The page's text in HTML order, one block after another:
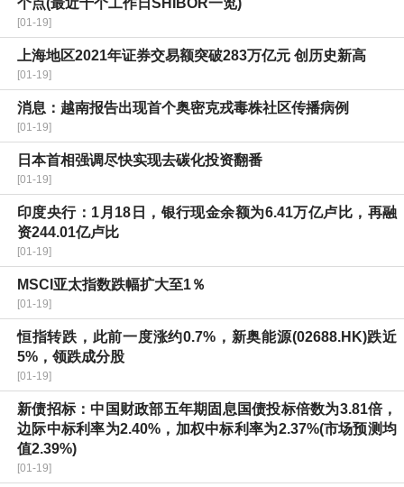
个点(最近十个工作日SHIBOR一览)
[01-19]
上海地区2021年证券交易额突破283万亿元 创历史新高
[01-19]
消息：越南报告出现首个奥密克戎毒株社区传播病例
[01-19]
日本首相强调尽快实现去碳化投资翻番
[01-19]
印度央行：1月18日，银行现金余额为6.41万亿卢比，再融
资244.01亿卢比
[01-19]
MSCI亚太指数跌幅扩大至1％
[01-19]
恒指转跌，此前一度涨约0.7%，新奥能源(02688.HK)跌近
5%，领跌成分股
[01-19]
新债招标：中国财政部五年期固息国债投标倍数为3.81倍，
边际中标利率为2.40%，加权中标利率为2.37%(市场预测均
值2.39%)
[01-19]